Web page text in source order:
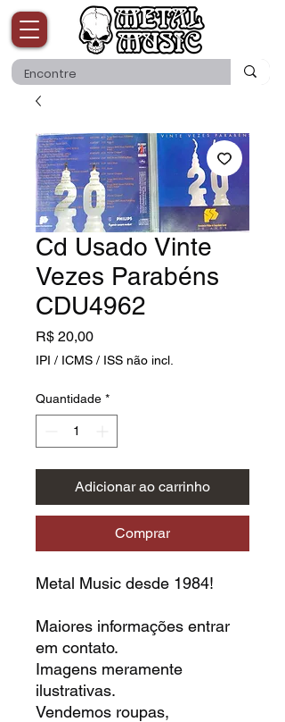
Cd Usado Vinte
Vezes Parabéns
CDU4962
R$ 20,00Preço
IPI / ICMS / ISS não incl.
Quantidade *
Adicionar ao carrinho
Comprar
Metal Music desde 1984!
Maiores informações entrar
em contato.
Imagens meramente
ilustrativas.
Vendemos roupas,